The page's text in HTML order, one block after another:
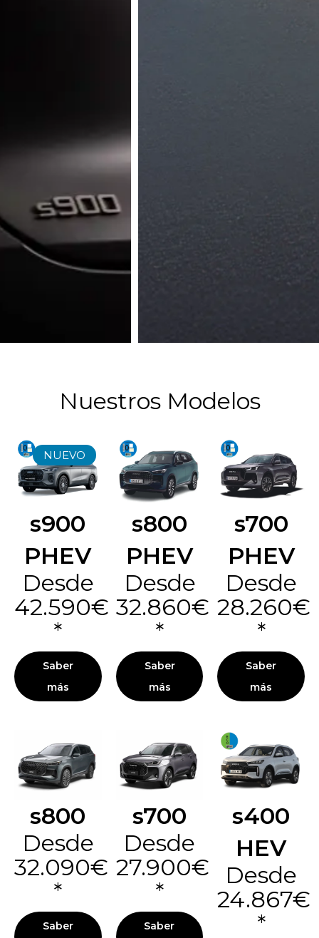
Nuestros Modelos
NUEVO
s900
PHEV
Desde
42.590€
*
Saber
más
s800
PHEV
Desde
32.860€
*
Saber
más
s700
PHEV
Desde
28.260€
*
Saber
más
s400
HEV
Desde
24.867€
*
s700
Desde
27.900€
*
Saber
s800
Desde
32.090€
*
Saber